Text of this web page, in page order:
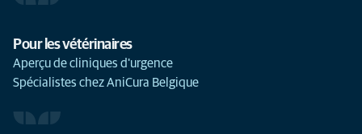
Pour les vétérinaires
Aperçu de cliniques d'urgence
Spécialistes chez AniCura Belgique